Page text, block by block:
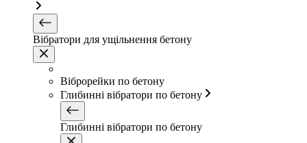
Вібратори для ущільнення бетону
Віброрейки по бетону
Глибинні вібратори по бетону
Глибинні вібратори по бетону